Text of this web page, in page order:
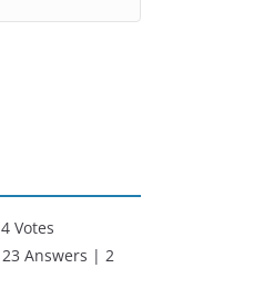
4 Votes
23 Answers | 2